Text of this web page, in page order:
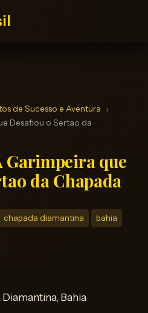
de Sucesso e Aventura
Desafiou o Sertao da
Garimpeira que
da Chapada
chapada diamantina bahia
Diamantina, Bahia